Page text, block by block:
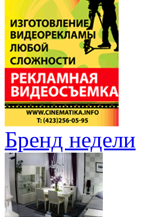
Бренд недели